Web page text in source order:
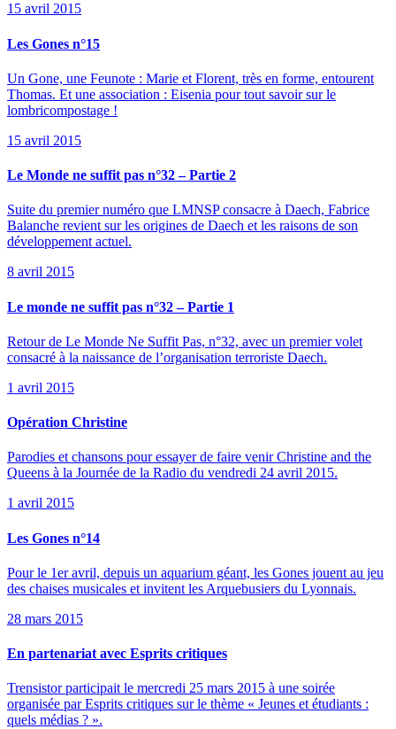
15 avril 2015
Les Gones n°15
Un Gone, une Feunote : Marie et Florent, très en forme, entourent
Thomas. Et une association : Eisenia pour tout savoir sur le
lombricompostage !
15 avril 2015
Le Monde ne suffit pas n°32 – Partie 2
Suite du premier numéro que LMNSP consacre à Daech, Fabrice
Balanche revient sur les origines de Daech et les raisons de son
développement actuel.
8 avril 2015
Le monde ne suffit pas n°32 – Partie 1
Retour de Le Monde Ne Suffit Pas, n°32, avec un premier volet
consacré à la naissance de l’organisation terroriste Daech.
1 avril 2015
Opération Christine
Parodies et chansons pour essayer de faire venir Christine and the
Queens à la Journée de la Radio du vendredi 24 avril 2015.
1 avril 2015
Les Gones n°14
Pour le 1er avril, depuis un aquarium géant, les Gones jouent au jeu
des chaises musicales et invitent les Arquebusiers du Lyonnais.
28 mars 2015
En partenariat avec Esprits critiques
Trensistor participait le mercredi 25 mars 2015 à une soirée
organisée par Esprits critiques sur le thème « Jeunes et étudiants :
quels médias ? ».